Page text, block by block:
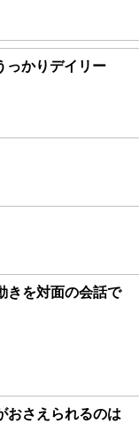
っかりデイリー
きを対面の会話で
おさえられるのは